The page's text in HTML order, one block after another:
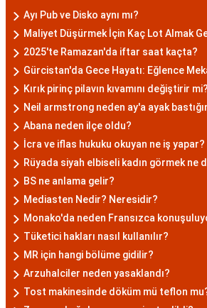
Ayı Pub ve Disko aynı mı?
Maliyet Düşürmek İçin Kaç Lot Almak
2025'te Ramazan'da iftar saat kaçta?
Gürcistan'da Gece Hayatı: Eğlence
Kırık pirinç pilavın kıvamını değiştirir mi?
Neil armstrong neden ay'a ayak
Abana neden ilçe oldu?
İcra ve iflas hukuku okuyan ne iş yapar?
Rüyada siyah elbiseli kadın görmek ne
BS ne anlama gelir?
Mediasten Nedir? Neresidir?
Monako'da neden Fransızca
Tüketici hakları nasıl kullanılır?
MR için hangi bölüme gidilir?
Arzuhalciler neden yasaklandı?
Tost makinesinde döküm mü teflon